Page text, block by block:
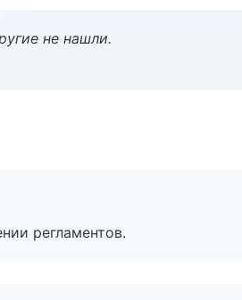
не нашли.
регламентов.